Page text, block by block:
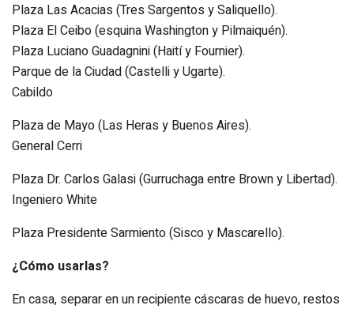
Plaza Las Acacias (Tres Sargentos y Saliquello).
Plaza El Ceibo (esquina Washington y Pilmaiquén).
Plaza Luciano Guadagnini (Haití y Fournier).
Parque de la Ciudad (Castelli y Ugarte).
Cabildo
Plaza de Mayo (Las Heras y Buenos Aires).
General Cerri
Plaza Dr. Carlos Galasi (Gurruchaga entre Brown y Libertad).
Ingeniero White
Plaza Presidente Sarmiento (Sisco y Mascarello).
¿Cómo usarlas?
En casa, separar en un recipiente cáscaras de huevo, restos